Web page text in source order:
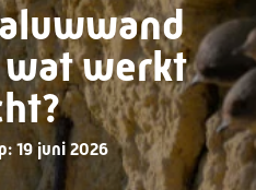
wat werkt
19 juni 2026